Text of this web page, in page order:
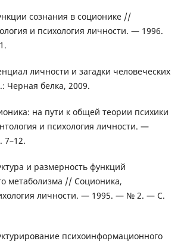
сознания в соционике //
и психология личности. — 1996.
личности и загадки человеческих
белка, 2009.
на пути к общей теории психики
и психология личности. —
и размерность функций
метаболизма // Соционика,
личности. — 1995. — № 2. — С.
психоинформационного